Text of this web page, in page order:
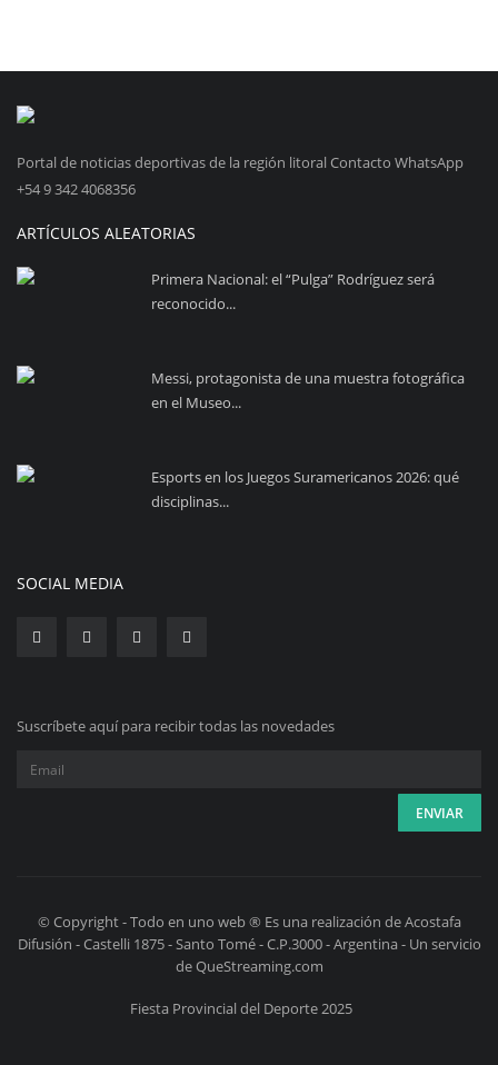
Portal de noticias deportivas de la región litoral Contacto WhatsApp
+54 9 342 4068356
ARTÍCULOS ALEATORIAS
Primera Nacional: el “Pulga” Rodríguez será
reconocido...
Messi, protagonista de una muestra fotográfica
en el Museo...
Esports en los Juegos Suramericanos 2026: qué
disciplinas...
SOCIAL MEDIA
Suscríbete aquí para recibir todas las novedades
© Copyright - Todo en uno web ® Es una realización de Acostafa
Difusión - Castelli 1875 - Santo Tomé - C.P.3000 - Argentina - Un servicio
de QueStreaming.com
Fiesta Provincial del Deporte 2025